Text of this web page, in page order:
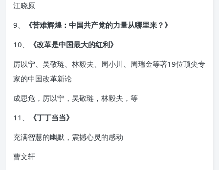
江晓原
9、
《苦难辉煌：中国共产党的力量从哪里来？》
10、
《改革是中国最大的红利》
厉以宁、吴敬琏、林毅夫、周小川、周瑞金等著19位顶尖专
家的中国改革新论
成思危，厉以宁，吴敬琏，林毅夫，等
11、
《丁丁当当》
充满智慧的幽默，震撼心灵的感动
曹文轩